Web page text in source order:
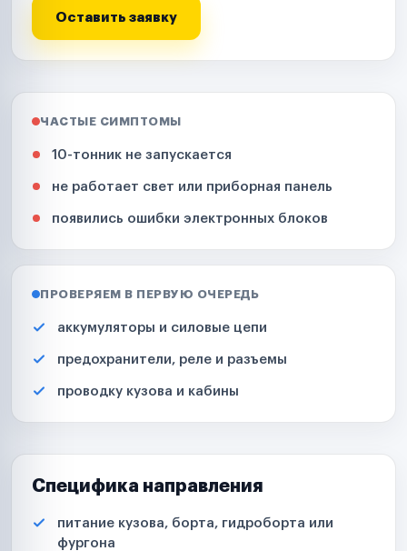
Оставить заявку
ЧАСТЫЕ СИМПТОМЫ
10-тонник не запускается
не работает свет или приборная панель
появились ошибки электронных блоков
ПРОВЕРЯЕМ В ПЕРВУЮ ОЧЕРЕДЬ
аккумуляторы и силовые цепи
предохранители, реле и разъемы
проводку кузова и кабины
Специфика направления
питание кузова, борта, гидроборта или
фургона